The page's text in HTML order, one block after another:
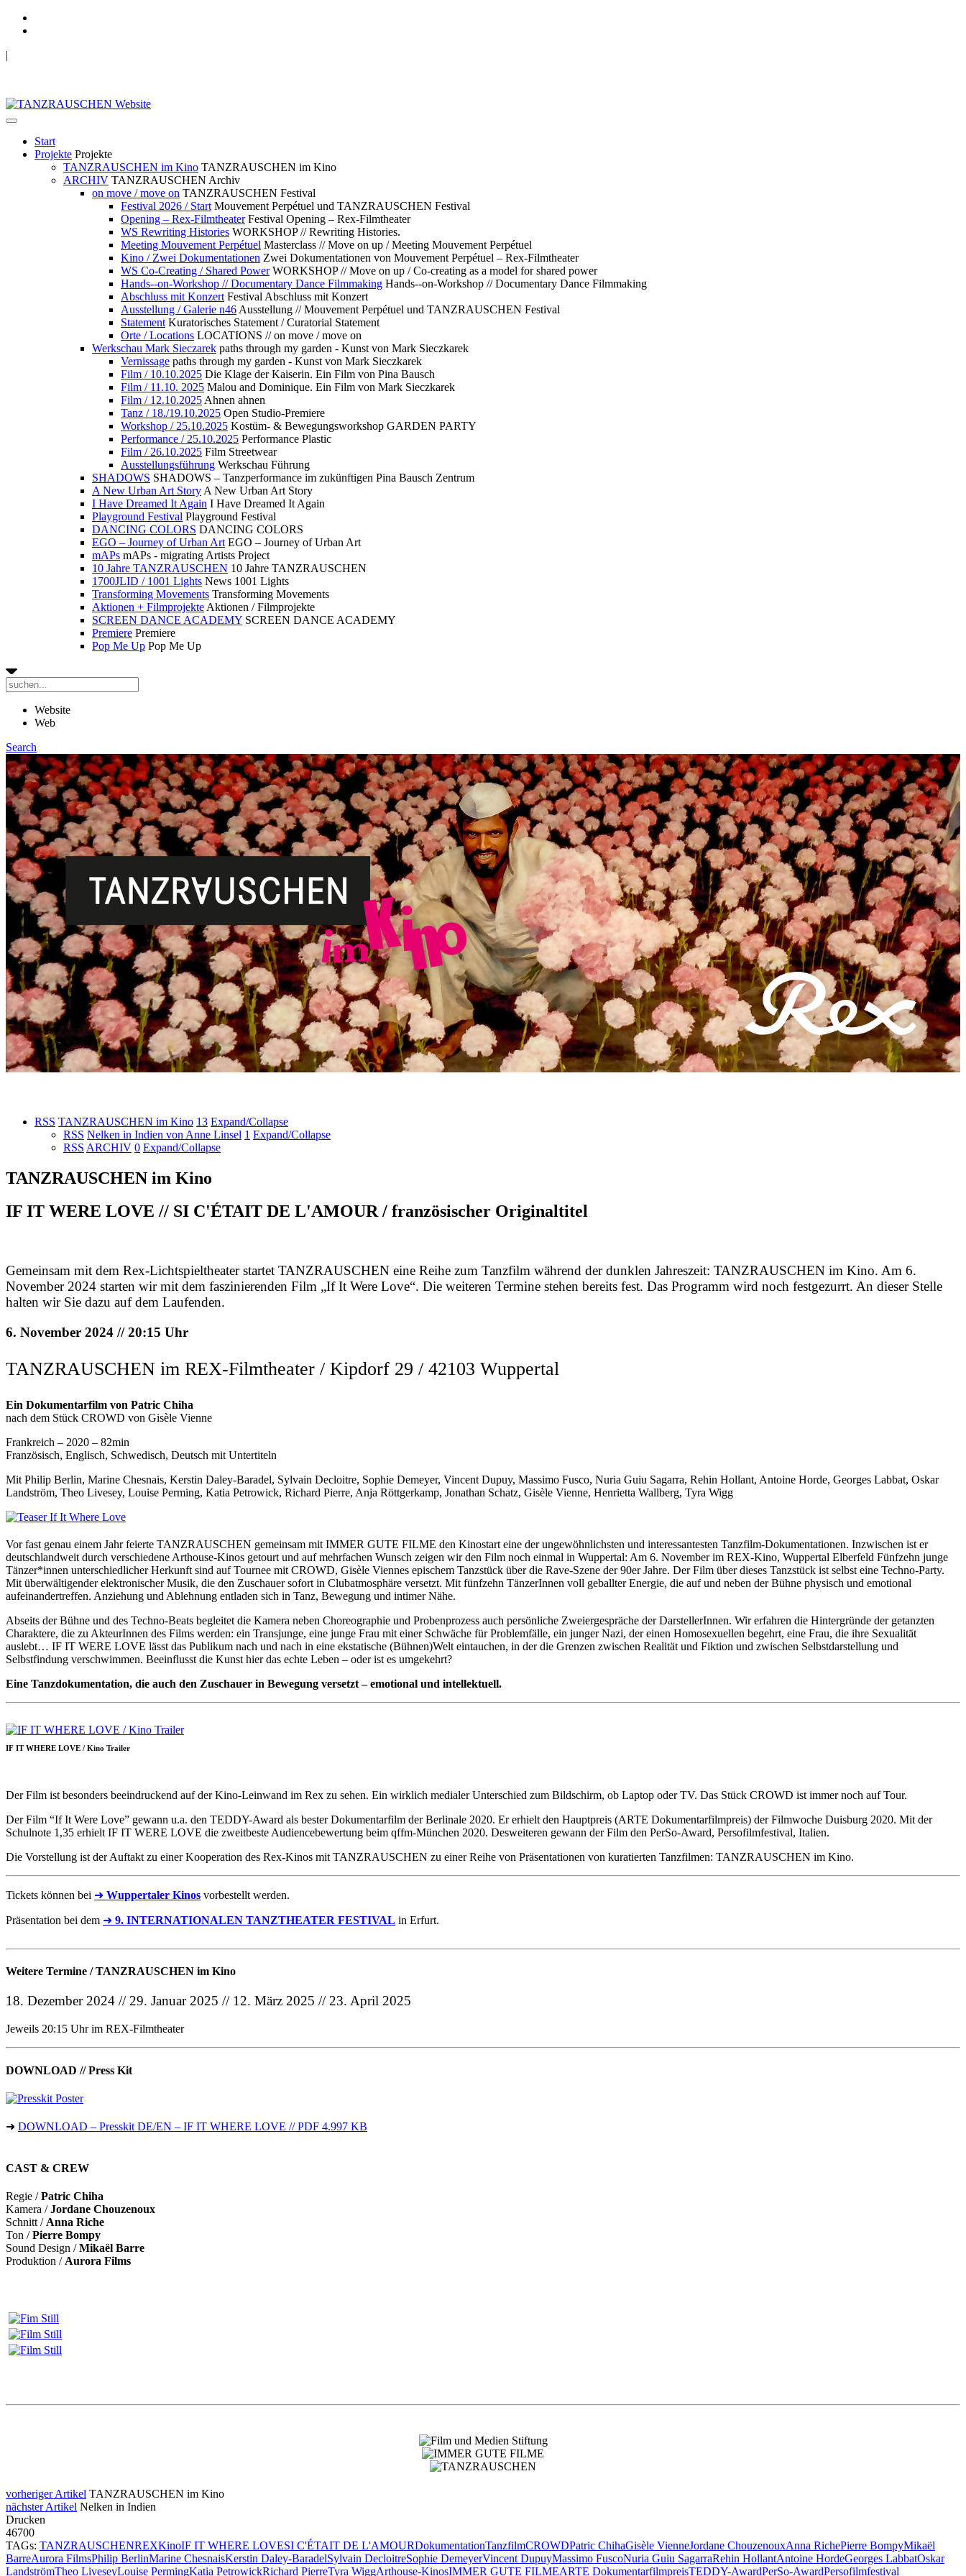
|
Start
Projekte Projekte
TANZRAUSCHEN im Kino TANZRAUSCHEN im Kino
ARCHIV TANZRAUSCHEN Archiv
on move / move on TANZRAUSCHEN Festival
Festival 2026 / Start Mouvement Perpétuel und TANZRAUSCHEN Festival
Opening – Rex-Filmtheater Festival Opening – Rex-Filmtheater
WS Rewriting Histories WORKSHOP // Rewriting Histories.
Meeting Mouvement Perpétuel Masterclass // Move on up / Meeting Mouvement Perpétuel
Kino / Zwei Dokumentationen Zwei Dokumentationen von Mouvement Perpétuel – Rex-Filmtheater
WS Co-Creating / Shared Power WORKSHOP // Move on up / Co-creating as a model for shared power
Hands--on-Workshop // Documentary Dance Filmmaking Hands--on-Workshop // Documentary Dance Filmmaking
Abschluss mit Konzert Festival Abschluss mit Konzert
Ausstellung / Galerie n46 Ausstellung // Mouvement Perpétuel und TANZRAUSCHEN Festival
Statement Kuratorisches Statement / Curatorial Statement
Orte / Locations LOCATIONS // on move / move on
Werkschau Mark Sieczarek paths through my garden - Kunst von Mark Sieczkarek
Vernissage paths through my garden - Kunst von Mark Sieczkarek
Film / 10.10.2025 Die Klage der Kaiserin. Ein Film von Pina Bausch
Film / 11.10. 2025 Malou and Dominique. Ein Film von Mark Sieczkarek
Film / 12.10.2025 Ahnen ahnen
Tanz / 18./19.10.2025 Open Studio-Premiere
Workshop / 25.10.2025 Kostüm- & Bewegungsworkshop GARDEN PARTY
Performance / 25.10.2025 Performance Plastic
Film / 26.10.2025 Film Streetwear
Ausstellungsführung Werkschau Führung
SHADOWS SHADOWS – Tanzperformance im zukünftigen Pina Bausch Zentrum
A New Urban Art Story A New Urban Art Story
I Have Dreamed It Again I Have Dreamed It Again
Playground Festival Playground Festival
DANCING COLORS DANCING COLORS
EGO – Journey of Urban Art EGO – Journey of Urban Art
mAPs mAPs - migrating Artists Project
10 Jahre TANZRAUSCHEN 10 Jahre TANZRAUSCHEN
1700JLID / 1001 Lights News 1001 Lights
Transforming Movements Transforming Movements
Aktionen + Filmprojekte Aktionen / Filmprojekte
SCREEN DANCE ACADEMY SCREEN DANCE ACADEMY
Premiere Premiere
Pop Me Up Pop Me Up
Website
Web
Search
RSS TANZRAUSCHEN im Kino 13 Expand/Collapse
RSS Nelken in Indien von Anne Linsel 1 Expand/Collapse
RSS ARCHIV 0 Expand/Collapse
TANZRAUSCHEN im Kino
IF IT WERE LOVE // SI C'ÉTAIT DE L'AMOUR / französischer Originaltitel
Gemeinsam mit dem Rex-Lichtspieltheater startet TANZRAUSCHEN eine Reihe zum Tanzfilm während der dunklen Jahreszeit: TANZRAUSCHEN im Kino. Am 6.
November 2024 starten wir mit dem faszinierenden Film „If It Were Love“. Die weiteren Termine stehen bereits fest. Das Programm wird noch festgezurrt. An dieser Stelle
halten wir Sie dazu auf dem Laufenden.
6. November 2024 // 20:15 Uhr
TANZRAUSCHEN im REX-Filmtheater / Kipdorf 29 / 42103 Wuppertal
Ein Dokumentarfilm von Patric Chiha
nach dem Stück CROWD von Gisèle Vienne
Frankreich – 2020 – 82min
Französisch, Englisch, Schwedisch, Deutsch mit Untertiteln
Mit Philip Berlin, Marine Chesnais, Kerstin Daley-Baradel, Sylvain Decloitre, Sophie Demeyer, Vincent Dupuy, Massimo Fusco, Nuria Guiu Sagarra, Rehin Hollant, Antoine Horde, Georges Labbat, Oskar
Landström, Theo Livesey, Louise Perming, Katia Petrowick, Richard Pierre, Anja Röttgerkamp, Jonathan Schatz, Gisèle Vienne, Henrietta Wallberg, Tyra Wigg
Vor fast genau einem Jahr feierte TANZRAUSCHEN gemeinsam mit IMMER GUTE FILME den Kinostart eine der ungewöhnlichsten und interessantesten Tanzfilm-Dokumentationen. Inzwischen ist er
deutschlandweit durch verschiedene Arthouse-Kinos getourt und auf mehrfachen Wunsch zeigen wir den Film noch einmal in Wuppertal: Am 6. November im REX-Kino, Wuppertal Elberfeld Fünfzehn junge
Tänzer*innen unterschiedlicher Herkunft sind auf Tournee mit CROWD, Gisèle Viennes epischem Tanzstück über die Rave-Szene der 90er Jahre. Der Film über dieses Tanzstück ist selbst eine Techno-Party.
Mit überwältigender elektronischer Musik, die den Zuschauer sofort in Clubatmosphäre versetzt. Mit fünfzehn TänzerInnen voll geballter Energie, die auf und neben der Bühne physisch und emotional
aufeinandertreffen. Anziehung und Ablehnung entladen sich in Tanz, Bewegung und intimer Nähe.
Abseits der Bühne und des Techno-Beats begleitet die Kamera neben Choreographie und Probenprozess auch persönliche Zweiergespräche der DarstellerInnen. Wir erfahren die Hintergründe der getanzten
Charaktere, die zu AkteurInnen des Films werden: ein Transjunge, eine junge Frau mit einer Schwäche für Problemfälle, ein junger Nazi, der einen Homosexuellen begehrt, eine Frau, die ihre Sexualität
auslebt… IF IT WERE LOVE lässt das Publikum nach und nach in eine ekstatische (Bühnen)Welt eintauchen, in der die Grenzen zwischen Realität und Fiktion und zwischen Selbstdarstellung und
Selbstfindung verschwimmen. Beeinflusst die Kunst hier das echte Leben – oder ist es umgekehrt?
Eine Tanzdokumentation, die auch den Zuschauer in Bewegung versetzt – emotional und intellektuell.
IF IT WHERE LOVE / Kino Trailer
Der Film ist besonders beeindruckend auf der Kino-Leinwand im Rex zu sehen. Ein wirklich medialer Unterschied zum Bildschirm, ob Laptop oder TV. Das Stück CROWD ist immer noch auf Tour.
Der Film “If It Were Love” gewann u.a. den TEDDY-Award als bester Dokumentarfilm der Berlinale 2020. Er erhielt den Hauptpreis (ARTE Dokumentarfilmpreis) der Filmwoche Duisburg 2020. Mit der
Schulnote 1,35 erhielt IF IT WERE LOVE die zweitbeste Audiencebewertung beim qffm-München 2020. Desweiteren gewann der Film den PerSo-Award, Persofilmfestival, Italien.
Die Vorstellung ist der Auftakt zu einer Kooperation des Rex-Kinos mit TANZRAUSCHEN zu einer Reihe von Präsentationen von kuratierten Tanzfilmen: TANZRAUSCHEN im Kino.
Tickets können bei ➜ Wuppertaler Kinos vorbestellt werden.
Präsentation bei dem ➜ 9. INTERNATIONALEN TANZTHEATER FESTIVAL in Erfurt.
Weitere Termine / TANZRAUSCHEN im Kino
18. Dezember 2024 // 29. Januar 2025 // 12. März 2025 // 23. April 2025
Jeweils 20:15 Uhr im REX-Filmtheater
DOWNLOAD // Press Kit
➜ DOWNLOAD – Presskit DE/EN – IF IT WHERE LOVE // PDF 4.997 KB
CAST & CREW
Regie /Patric Chiha
Kamera /Jordane Chouzenoux
Schnitt / Anna Riche
Ton /Pierre Bompy
Sound Design /Mikaël Barre
Produktion / Aurora Films
vorheriger Artikel TANZRAUSCHEN im Kino
nächster Artikel Nelken in Indien
Drucken
46700
TAGs: TANZRAUSCHENREXKinoIF IT WHERE LOVESI C'ÉTAIT DE L'AMOURDokumentationTanzfilmCROWDPatric ChihaGisèle VienneJordane ChouzenouxAnna RichePierre BompyMikaël
BarreAurora FilmsPhilip BerlinMarine ChesnaisKerstin Daley-BaradelSylvain DecloitreSophie DemeyerVincent DupuyMassimo FuscoNuria Guiu SagarraRehin HollantAntoine HordeGeorges LabbatOskar
LandströmTheo LiveseyLouise PermingKatia PetrowickRichard PierreTyra WiggArthouse-KinosIMMER GUTE FILMEARTE DokumentarfilmpreisTEDDY-AwardPerSo-AwardPersofilmfestival